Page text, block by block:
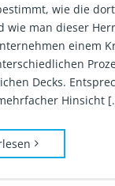
wie die
wie man dieser
einem
Decks.
Hinsicht